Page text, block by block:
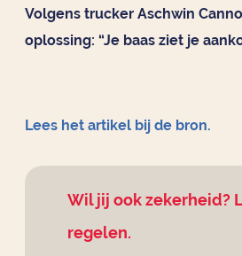
Volgens trucker Aschwin
oplossing: “Je baas ziet je
Lees het artikel bij de bron.
Wil jij ook zekerheid?
regelen.